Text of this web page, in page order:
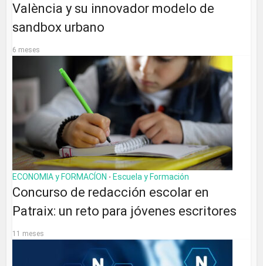
València y su innovador modelo de
sandbox urbano
6 meses
ECONOMIA y FORMACÍON • Escuela y Formación
Concurso de redacción escolar en
Patraix: un reto para jóvenes escritores
11 meses